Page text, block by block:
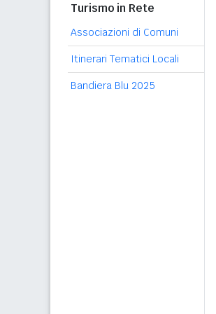
Turismo in Rete
Associazioni di Comuni
Itinerari Tematici Locali
Bandiera Blu 2025